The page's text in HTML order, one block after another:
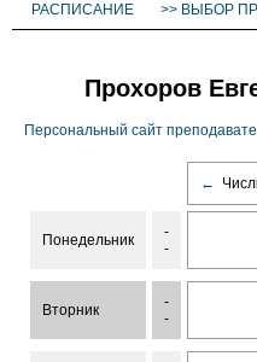
РАСПИСАНИЕ >> ВЫБОР
Прохоров
Персональный сайт
←
Понедельник
-
-
Вторник
-
-